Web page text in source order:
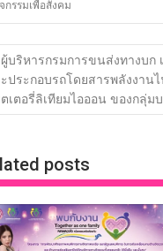
e
b
o
o
itt
er
k
e
dI
n
e
กรรมเพื่อสังคม
ะแนว
ง
ผู้บริหารกรมการขนส่งทางบก
ประกอบรถโดยสารพลังงาน
เตอรี่ลิเทียมไอออน ของกลุ่
posts